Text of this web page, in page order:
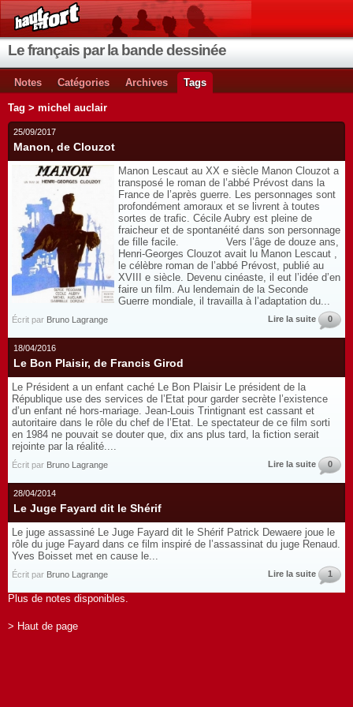
Le français par la bande dessinée
Notes Catégories Archives Tags
Tag > michel auclair
25/09/2017
Manon, de Clouzot
Manon Lescaut au XX e siècle Manon Clouzot a
transposé le roman de l’abbé Prévost dans la
France de l’après guerre. Les personnages sont
profondément amoraux et se livrent à toutes
sortes de trafic. Cécile Aubry est pleine de
fraicheur et de spontanéité dans son personnage
de fille facile. Vers l’âge de douze ans,
Henri-Georges Clouzot avait lu Manon Lescaut ,
le célèbre roman de l’abbé Prévost, publié au
XVIII e siècle. Devenu cinéaste, il eut l’idée d’en
faire un film. Au lendemain de la Seconde
Guerre mondiale, il travailla à l’adaptation du...
Écrit par Bruno Lagrange Lire la suite 0
18/04/2016
Le Bon Plaisir, de Francis Girod
Le Président a un enfant caché Le Bon Plaisir Le président de la
République use des services de l’Etat pour garder secrète l’existence
d’un enfant né hors-mariage. Jean-Louis Trintignant est cassant et
autoritaire dans le rôle du chef de l’Etat. Le spectateur de ce film sorti
en 1984 ne pouvait se douter que, dix ans plus tard, la fiction serait
rejointe par la réalité....
Écrit par Bruno Lagrange Lire la suite 0
28/04/2014
Le Juge Fayard dit le Shérif
Le juge assassiné Le Juge Fayard dit le Shérif Patrick Dewaere joue le
rôle du juge Fayard dans ce film inspiré de l’assassinat du juge Renaud.
Yves Boisset met en cause le...
Écrit par Bruno Lagrange Lire la suite 1
Plus de notes disponibles.
> Haut de page